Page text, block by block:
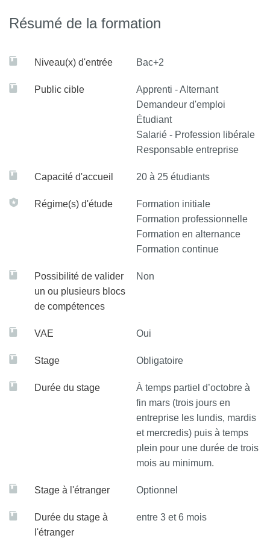
Bloc de compétences - Positionnement vis à vis d’un
potentiellement en relation avec les acquis de la mention
ainsi que les parcours possibles pour y accéder.
* Caractériser et valoriser son identité, ses compétences et
son projet professionnel en fonction d’un contexte.
* Identifier le processus de production, de diffusion et de
Bloc de compétences - Action en responsabilité au
sein d’une organisation professionnelle
* Situer son rôle et sa mission au sein d'une organisation
* Respecter les principes d’éthique, de déontologie et de
responsabilité environnementale.
* Travailler en équipe et en réseau ainsi qu’en autonomie
* Analyser ses actions en situation professionnelle,
s’autoévaluer pour améliorer sa pratique.
Bloc de compétences – Mise en œuvre de stratégies
marketing et commercialisation
* Concevoir et réaliser des produits touristiques : étudier le
budget, gérer et animer les réseaux de partenaires,
analyser la rentabilité d’un produit
Résumé de la formation
Niveau(x) d'entrée Bac+2
Public cible
Apprenti - Alternant
Demandeur d'emploi
Étudiant
Salarié - Profession libérale
Responsable entreprise
Capacité d'accueil 20 à 25 étudiants
Régime(s) d'étude
Formation initiale
Formation professionnelle
Formation en alternance
Formation continue
Possibilité de valider
un ou plusieurs blocs
de compétences
Non
VAE Oui
Stage Obligatoire
Durée du stage
À temps partiel d’octobre à
fin mars (trois jours en
entreprise les lundis, mardis
et mercredis) puis à temps
plein pour une durée de trois
mois au minimum.
Stage à l'étranger Optionnel
Durée du stage à
l'étranger
entre 3 et 6 mois